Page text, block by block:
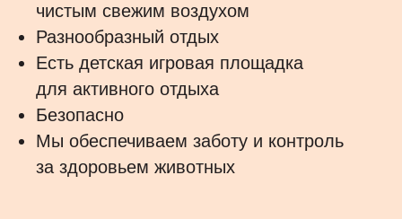
чистым свежим воздухом
Разнообразный отдых
Есть детская игровая площадка
для активного отдыха
Безопасно
Мы обеспечиваем заботу и контроль
за здоровьем животных